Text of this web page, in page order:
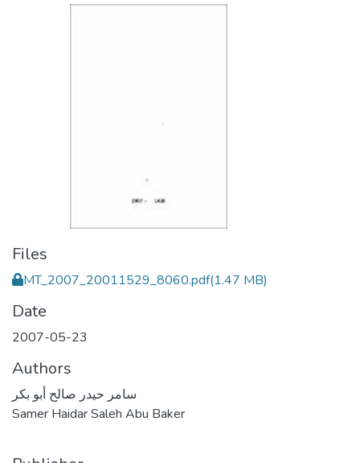
Files
MT_2007_20011529_8060.pdf(1.47 MB)
Date
2007-05-23
Authors
سامر حيدر صالح أبو بكر
Samer Haidar Saleh Abu Baker